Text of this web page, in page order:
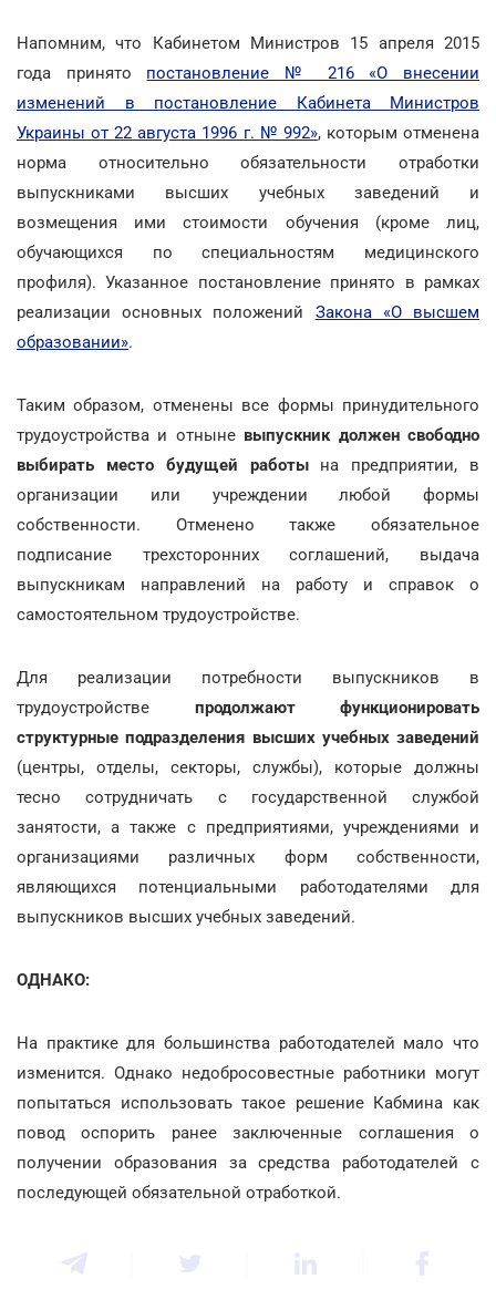
Напомним, что Кабинетом Министров 15 апреля 2015
года принято постановление № 216 «О внесении
изменений в постановление Кабинета Министров
Украины от 22 августа 1996 г. № 992», которым отменена
норма относительно обязательности отработки
выпускниками высших учебных заведений и
возмещения ими стоимости обучения (кроме лиц,
обучающихся по специальностям медицинского
профиля). Указанное постановление принято в рамках
реализации основных положений Закона «О высшем
образовании».
Таким образом, отменены все формы принудительного
трудоустройства и отныне выпускник должен свободно
выбирать место будущей работына предприятии, в
организации или учреждении любой формы
собственности. Отменено также обязательное
подписание трехсторонних соглашений, выдача
выпускникам направлений на работу и справок о
самостоятельном трудоустройстве.
Для реализации потребности выпускников в
трудоустройстве продолжают функционировать
структурные подразделения высших учебных заведений
(центры, отделы, секторы, службы), которые должны
тесно сотрудничать с государственной службой
занятости, а также с предприятиями, учреждениями и
организациями различных форм собственности,
являющихся потенциальными работодателями для
выпускников высших учебных заведений.
ОДНАКО:
На практике для большинства работодателей мало что
изменится. Однако недобросовестные работники могут
попытаться использовать такое решение Кабмина как
повод оспорить ранее заключенные соглашения о
получении образования за средства работодателей с
последующей обязательной отработкой.